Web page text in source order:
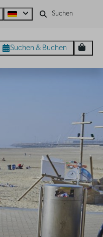
Suchen & Buchen